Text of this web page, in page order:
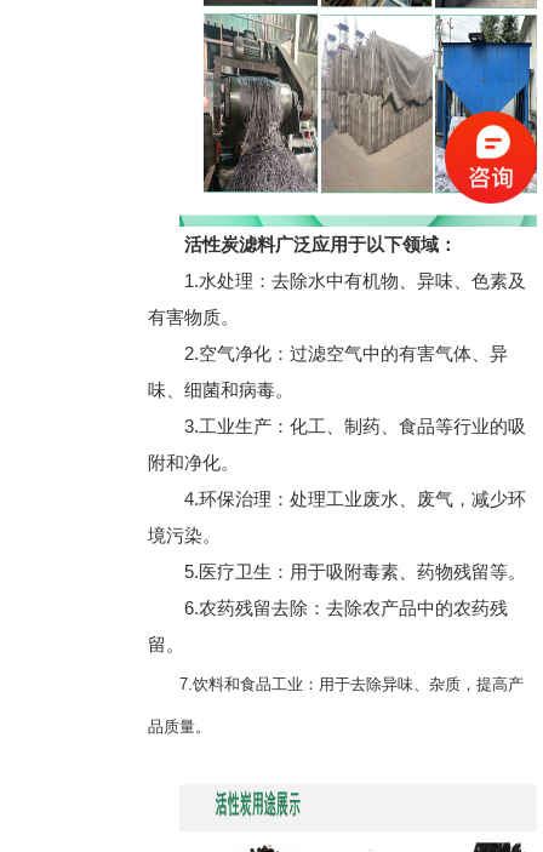
活性炭滤料广泛应用于以下领域：
1.水处理：去除水中有机物、异味、色素及
有害物质。
2.空气净化：过滤空气中的有害气体、异
味、细菌和病毒。
3.工业生产：化工、制药、食品等行业的吸
附和净化。
4.环保治理：处理工业废水、废气，减少环
境污染。
5.医疗卫生：用于吸附毒素、药物残留等。
6.农药残留去除：去除农产品中的农药残
留。
7.饮料和食品工业：用于去除异味、杂质，提高产
品质量。